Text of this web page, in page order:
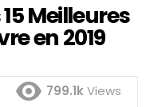
Meilleures
en 2019
799.1kViews